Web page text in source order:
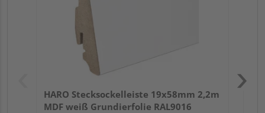
HARO Stecksockelleiste 19x58mm 2,2m
MDF weiß Grundierfolie RAL9016